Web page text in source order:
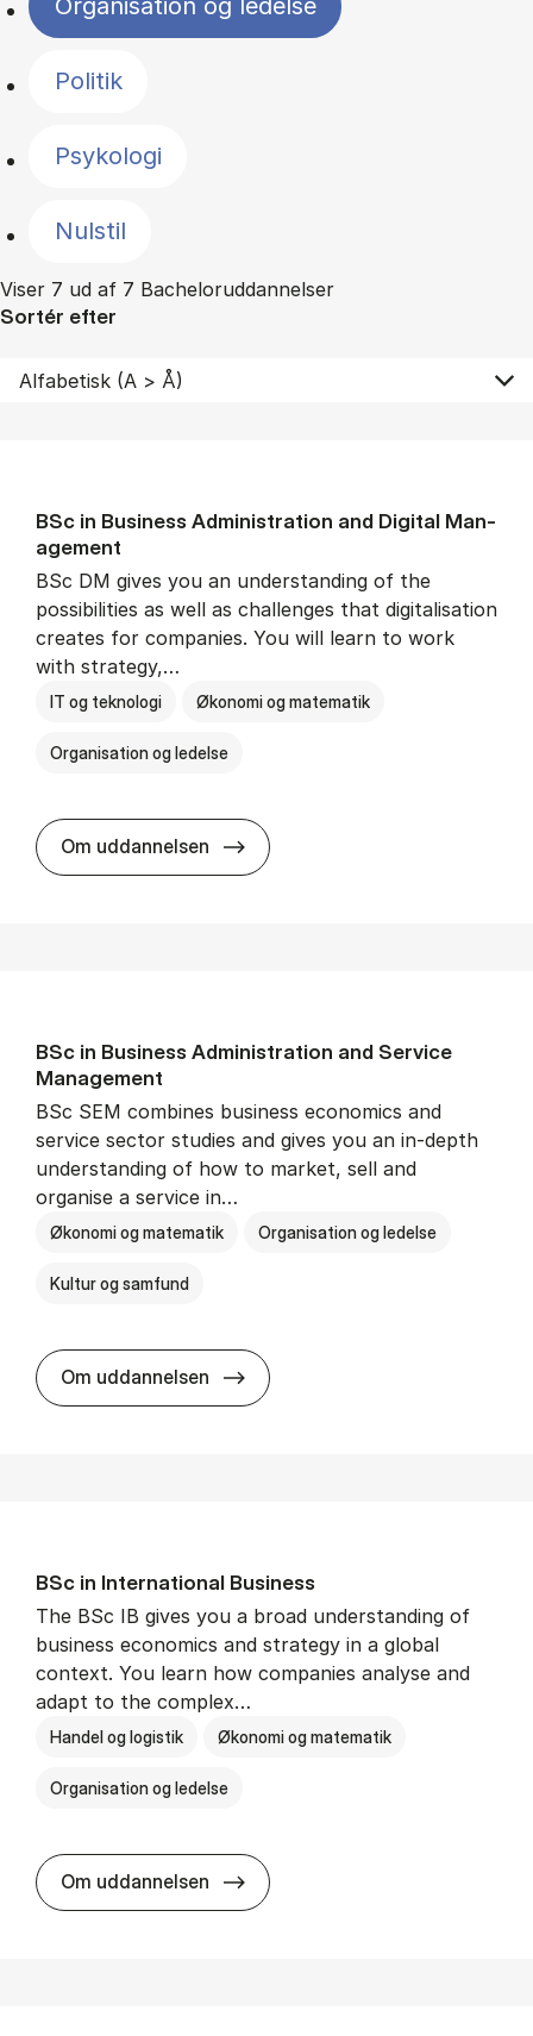
Organisation og ledelse
Politik
Psykologi
Nulstil
Viser 7 ud af 7 Bacheloruddannelser
Sortér efter
BSc in Busi­ness Ad­min­is­tra­tion and Di­git­al Man­
age­ment
BSc DM gives you an understanding of the
possibilities as well as challenges that digitalisation
creates for companies. You will learn to work
with strategy,…
IT og teknologi Økonomi og matematik
Organisation og ledelse
Om uddannelsen BSc in Busi­ness Ad­min­is­tra­tion
BSc in Busi­ness Ad­min­is­tra­tion and Ser­vice
Man­age­ment
BSc SEM combines business economics and
service sector studies and gives you an in-depth
understanding of how to market, sell and
organise a service in…
Økonomi og matematik Organisation og ledelse
Kultur og samfund
Om uddannelsen BSc in Busi­ness Ad­min­is­tra­tion
BSc in In­ter­na­tion­al Busi­ness
The BSc IB gives you a broad understanding of
business economics and strategy in a global
context. You learn how companies analyse and
adapt to the complex…
Handel og logistik Økonomi og matematik
Organisation og ledelse
Om uddannelsen BSc in In­ter­na­tion­al Busi­ness